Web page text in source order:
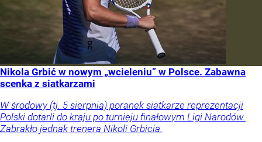
Nikola Grbić w nowym „wcieleniu” w Polsce. Zabawna
scenka z siatkarzami
W środowy (tj. 5 sierpnia) poranek siatkarze reprezentacji
Polski dotarli do kraju po turnieju finałowym Ligi Narodów.
Zabrakło jednak trenera Nikoli Grbicia.